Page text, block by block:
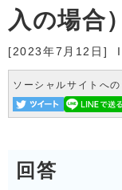
入の場合）
[2023年7月12日]
ソーシャルサイトへ
回答